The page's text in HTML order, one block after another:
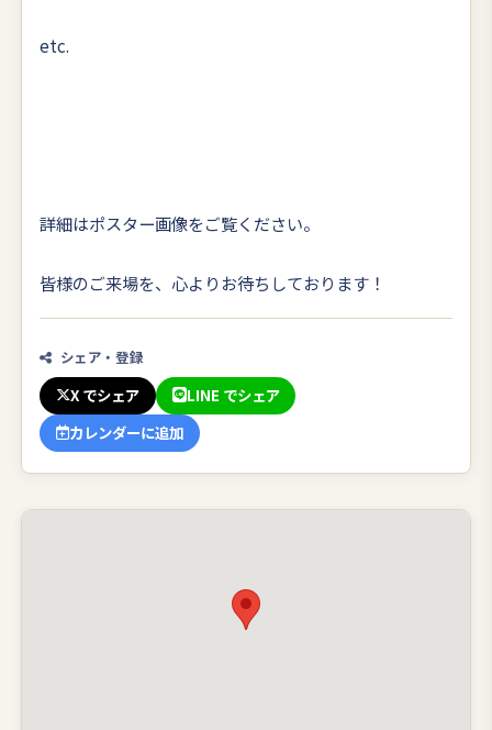
etc.
詳細はポスター画像をご覧ください。
皆様のご来場を、心よりお待ちしております！
シェア・登録
X でシェア
LINE でシェア
カレンダーに追加